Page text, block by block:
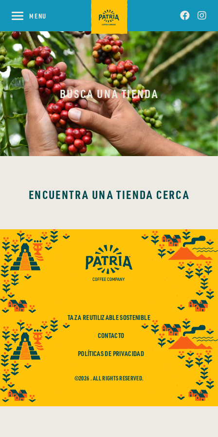
BUSCA UNA TIENDA
ENCUENTRA UNA TIENDA CERCA
TAZA REUTILIZABLE SOSTENIBLE
CONTACTO
POLÍTICAS DE PRIVACIDAD
©2026 . ALL RIGHTS RESERVED.